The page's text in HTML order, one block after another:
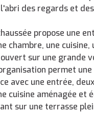
des regards et
propose une
chambre, une
sur une grande
permet
avec une entrée,
cuisine aménagée et
sur une terrasse